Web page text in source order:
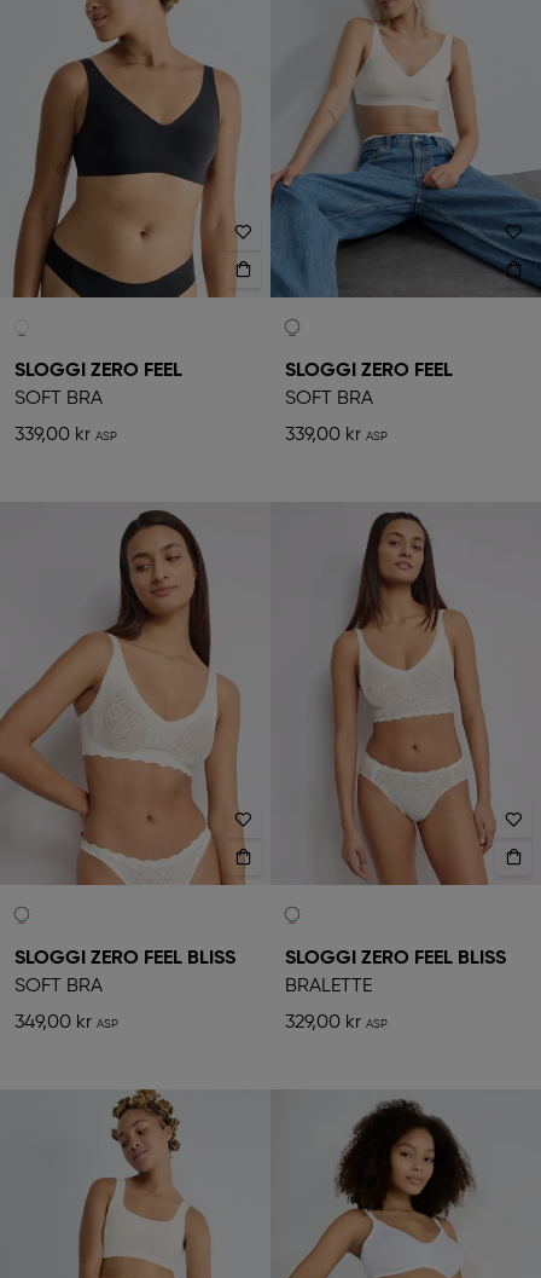
SLOGGI ZERO FEEL
SOFT BRA
339,00 kr
SLOGGI ZERO FEEL
SOFT BRA
339,00 kr
SLOGGI ZERO FEEL BLISS
SOFT BRA
349,00 kr
SLOGGI ZERO FEEL BLISS
BRALETTE
329,00 kr